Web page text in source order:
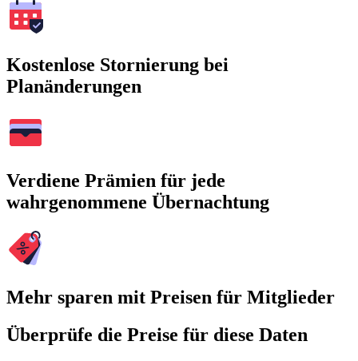
Kostenlose Stornierung bei
Planänderungen
Verdiene Prämien für jede
wahrgenommene Übernachtung
Mehr sparen mit Preisen für Mitglieder
Überprüfe die Preise für diese Daten